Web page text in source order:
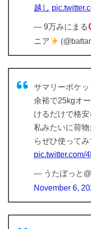
越し
— 9万みにまる
ニア
サマリーポケ
余裕で25kgオ
けるだけで格
私みたいに荷
らぜひ使って
pic.twitter.com/
— うたぼっと
November 6,